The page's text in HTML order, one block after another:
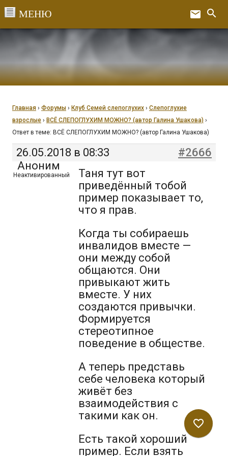
email search
Главная › Форумы › Клуб Семей слепоглухих › Слепоглухие
взрослые › ВСЁ СЛЕПОГЛУХИМ МОЖНО? (автор Галина Ушакова) ›
Ответ в теме: ВСЁ СЛЕПОГЛУХИМ МОЖНО? (автор Галина Ушакова)
26.05.2018 в 08:33
#2666
Аноним
Неактивированный
Таня тут вот
приведённый тобой
пример показывает то,
что я прав.
Когда ты собираешь
инвалидов вместе —
они между собой
общаются. Они
привыкают жить
вместе. У них
создаются привычки.
Формируется
стереотипное
поведение в обществе.
А теперь представь
себе человека который
живёт без
взаимодействия с
такими как он.
Есть такой хороший
пример. Если взять
favorite_border